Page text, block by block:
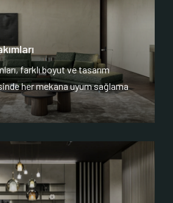
farklı boyut ve tasarım
her mekana uyum sağlama